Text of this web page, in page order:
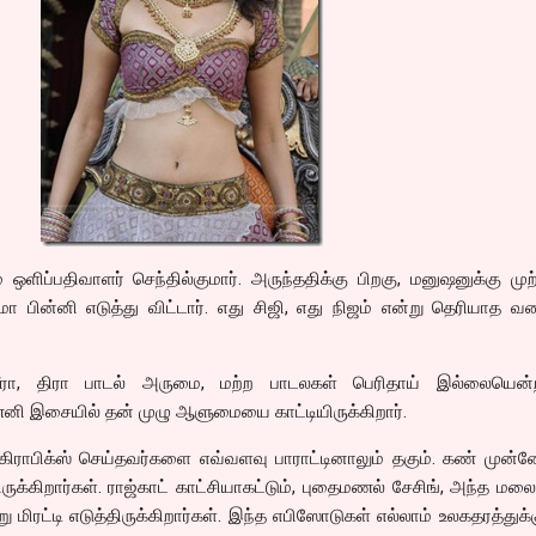
செந்தில்குமார். அருந்ததிக்கு பிறகு, மனுஷனுக்கு
பின்னி எடுத்து விட்டார். எது சிஜி, எது நிஜம் என்று
திரா பாடல் அருமை, மற்ற பாடலகள் பெரிதாய்
தன் முழு ஆளுமையை காட்டியிருக்கிறார்.
செய்தவர்களை எவ்வளவு பாராட்டினாலும் தகும். கண்
ராஜ்காட் காட்சியாகட்டும், புதைமணல் சேசிங், அந்த மலை
எடுத்திருக்கிறார்கள். இந்த எபிஸோடுகள் எல்லாம்